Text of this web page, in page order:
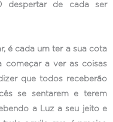
despertar de cada ser
é cada um ter a sua cota
começar a ver as coisas
que todos receberão
se sentarem e terem
a Luz a seu jeito e